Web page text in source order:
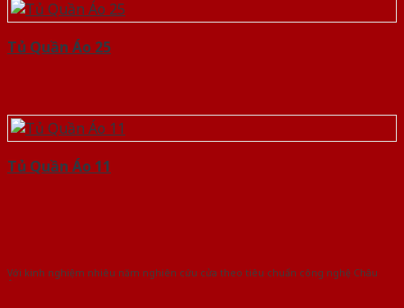
Tủ Quần Áo 25
Tủ Quần Áo 11
Với kinh nghiệm nhiêu năm nghiên cứu cửa theo tiêu chuẩn công nghệ Châu